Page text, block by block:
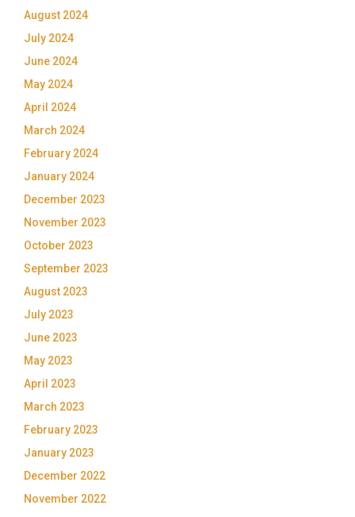
August 2024
July 2024
June 2024
May 2024
April 2024
March 2024
February 2024
January 2024
December 2023
November 2023
October 2023
September 2023
August 2023
July 2023
June 2023
May 2023
April 2023
March 2023
February 2023
January 2023
December 2022
November 2022